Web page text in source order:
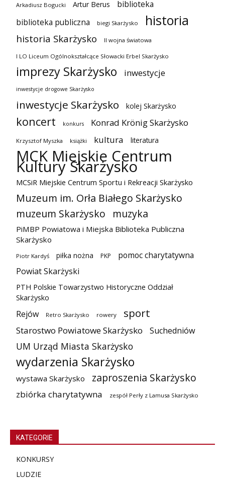
Arkadiusz Bogucki Artur Berus
biblioteka
biblioteka publiczna
biegi Skarżysko historia
historia Skarżysko II wojna światowa
I LO Liceum Ogólnokształcące Słowacki Erbel Skarżysko
imprezy Skarżysko inwestycje
inwestycje drogowe Skarżysko
inwestycje Skarżysko kolej Skarżysko
koncert konkurs Konrad Krönig Skarżysko
Krzysztof Myszka książki kultura literatura
MCK Miejskie Centrum
Kultury Skarżysko
MCSiR Miejskie Centrum Sportu i Rekreacji Skarżysko
Muzeum im. Orła Białego Skarżysko
muzeum Skarżysko
muzyka
PiMBP Powiatowa i Miejska Biblioteka Publiczna
Skarżysko
Piotr Kardyś piłka nożna PKP
pomoc charytatywna
Powiat Skarżyski
PTH Polskie Towarzystwo Historyczne Oddział
Skarżysko
Rejów Retro Skarżysko rowery sport
Starostwo Powiatowe Skarżysko Suchedniów
UM Urząd Miasta Skarżysko
wydarzenia Skarżysko
wystawa Skarżysko zaproszenia Skarżysko
zbiórka charytatywna zespół Perły z Lamusa Skarżysko
KATEGORIE
KONKURSY
LUDZIE